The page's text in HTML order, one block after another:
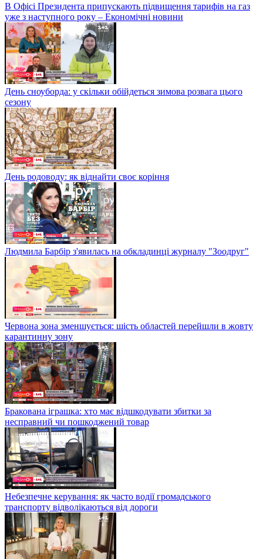
В Офісі Президента припускають підвищення тарифів на газ
уже з наступного року – Економічні новини
День сноуборда: у скільки обійдеться зимова розвага цього
сезону
День родоводу: як віднайти своє коріння
Людмила Барбір з'явилась на обкладинці журналу "Зоодруг"
Червона зона зменшується: шість областей перейшли в жовту
карантинну зону
Бракована іграшка: хто має відшкодувати збитки за
несправний чи пошкоджений товар
Небезпечне керування: як часто водії громадського
транспорту відволікаються від дороги